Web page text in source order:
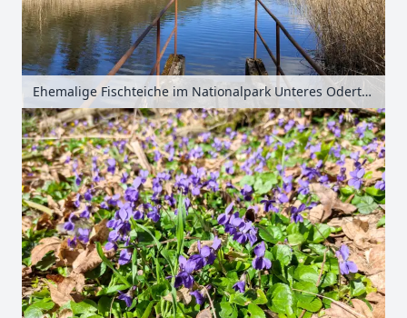
Ehemalige Fischteiche im Nationalpark Unteres Odertal, Uckermark, Brandenburg, Deutschland